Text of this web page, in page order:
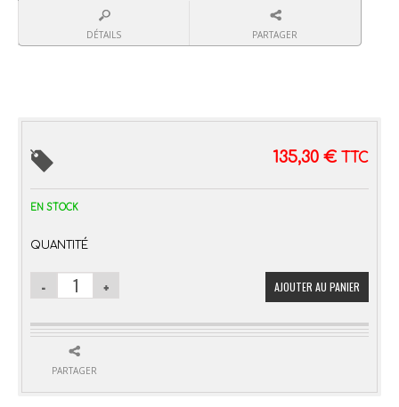
DÉTAILS PARTAGER
135,30 € TTC
EN STOCK
QUANTITÉ
AJOUTER AU PANIER
PARTAGER